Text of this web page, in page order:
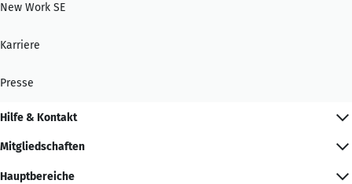
New Work SE
Karriere
Presse
Hilfe & Kontakt
Mitgliedschaften
Hauptbereiche